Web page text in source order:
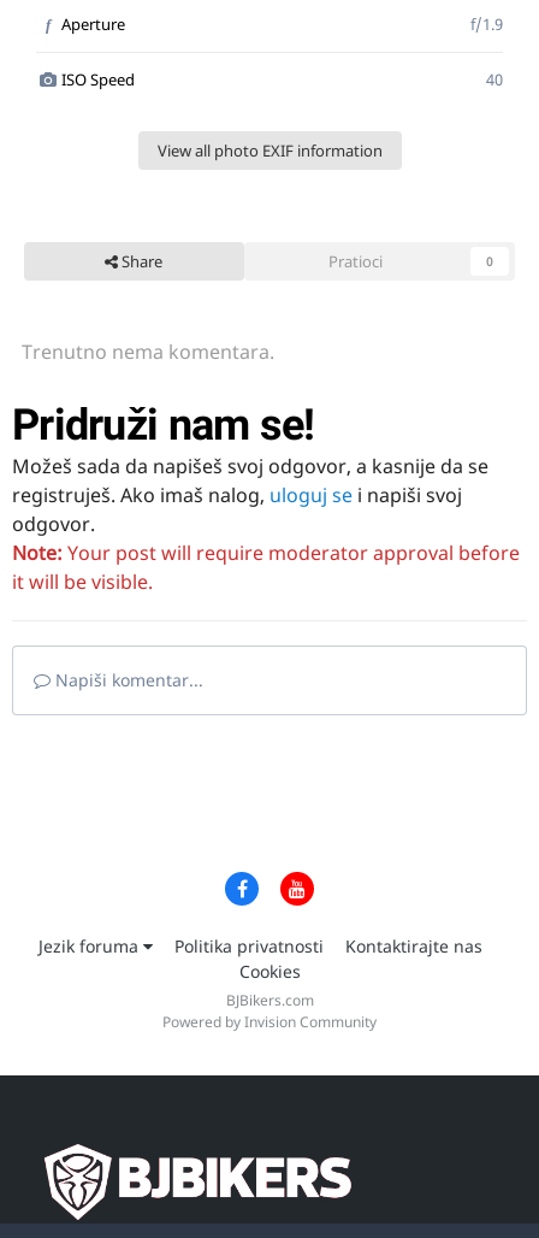
f Aperture f/1.9
ISO Speed 40
View all photo EXIF information
Share Pratioci 0
Trenutno nema komentara.
Pridruži nam se!
Možeš sada da napišeš svoj odgovor, a kasnije da se
registruješ. Ako imaš nalog, uloguj se i napiši svoj
odgovor.
Note: Your post will require moderator approval before
it will be visible.
Napiši komentar...
Jezik foruma Politika privatnosti
Kontaktirajte nas
Cookies
BJBikers.com
Powered by Invision Community